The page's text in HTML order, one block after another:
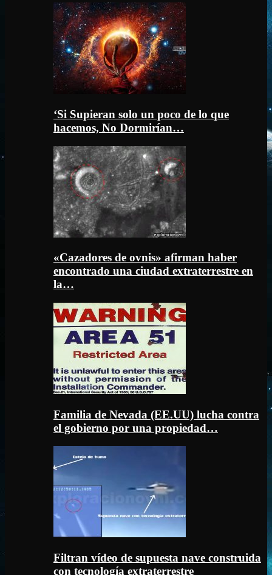
‘Si Supieran solo un poco de lo que
hacemos, No Dormirían…
«Cazadores de ovnis» afirman haber
encontrado una ciudad extraterrestre en
la…
Familia de Nevada (EE.UU) lucha contra
el gobierno por una propiedad…
Filtran vídeo de supuesta nave construida
con tecnología extraterrestre